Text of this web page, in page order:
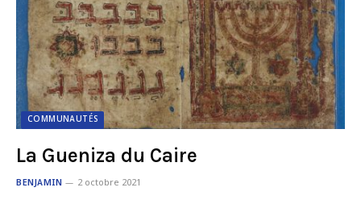
COMMUNAUTÉS
La Gueniza du Caire
BENJAMIN 2 octobre 2021